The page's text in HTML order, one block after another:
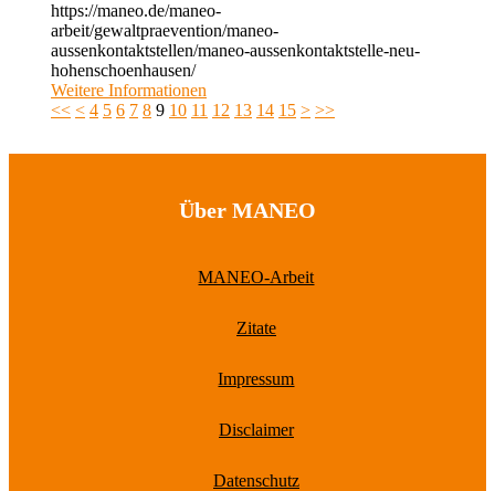
https://maneo.de/maneo-
arbeit/gewaltpraevention/maneo-
aussenkontaktstellen/maneo-aussenkontaktstelle-neu-
hohenschoenhausen/
Weitere Informationen
<< < 4 5 6 7 8 9 10 11 12 13 14 15 > >>
Über MANEO
MANEO-Arbeit
Zitate
Impressum
Disclaimer
Datenschutz